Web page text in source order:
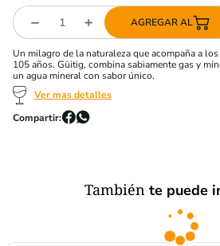
AGREGAR AL
Un milagro de la naturaleza que acompaña a
105 años. Güitig, combina sabiamente gas y
un agua mineral con sabor único.
Ver mas detalles
También te puede